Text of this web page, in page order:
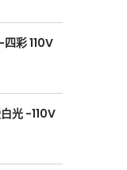
彩 110V
光 -110V